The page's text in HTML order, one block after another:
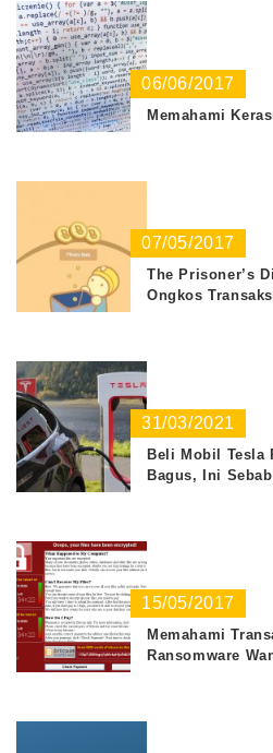
06/06/2017
Memahami
07/05/2017
The Prisoner’s
Ongkos
31/03/2021
Beli Mobil Tesla
Bagus, Ini
15/05/2017
Memahami
Ransomware